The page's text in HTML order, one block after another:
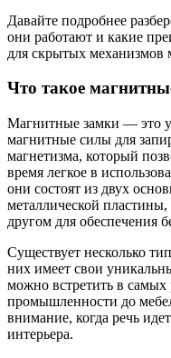
Давайте подробнее
они работают и какие
для скрытых механизмов
Что такое
Магнитные замки — это
магнитные силы для
магнетизма, который
время легкое в
они состоят из двух
металлической
другом для обеспечения
Существует несколько
них имеет свои
можно встретить в самых
промышленности до
внимание, когда речь
интерьера.